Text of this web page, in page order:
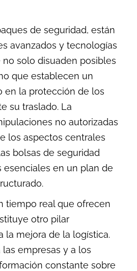
de seguridad, están
avanzados y tecnologías
solo disuaden posibles
que establecen un
en la protección de los
su traslado. La
no autorizadas
los aspectos centrales
bolsas de seguridad
en un plan de
tiempo real que ofrecen
otro pilar
la mejora de la logística.
empresas y a los
constante sobre